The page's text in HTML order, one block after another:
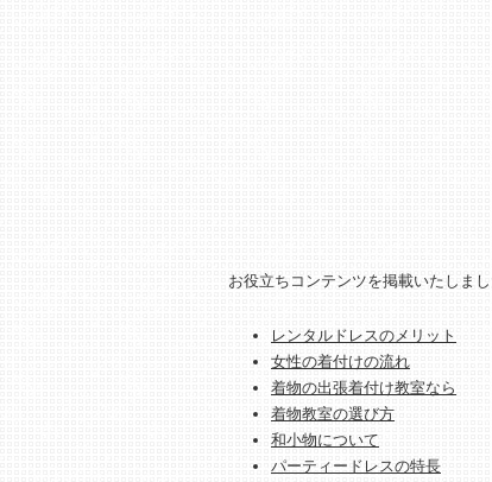
お役立ちコンテンツを掲載いたしまし
レンタルドレスのメリット
女性の着付けの流れ
着物の出張着付け教室なら
着物教室の選び方
和小物について
パーティードレスの特長